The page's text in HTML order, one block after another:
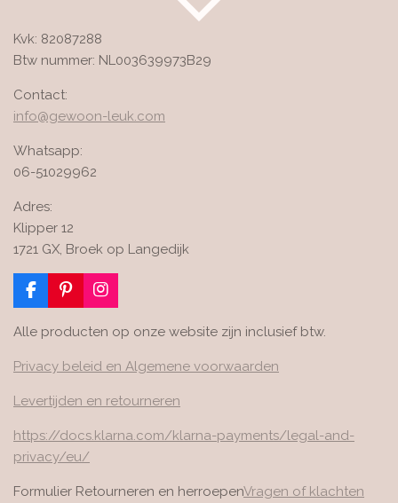
Kvk: 82087288
Btw nummer: NL003639973B29
Contact:
info@gewoon-leuk.com
Whatsapp:
06-51029962
Adres:
Klipper 12
1721 GX, Broek op Langedijk
F
a
c
b
o
k
P
i
n
e
r
e
s
I
n
s
a
g
a
Alle producten op onze website zijn inclusief btw.
Privacy beleid en Algemene voorwaarden
Levertijden en retourneren
https://docs.klarna.com/klarna-payments/legal-and-
privacy/eu/
Formulier Retourneren en herroepenVragen of klachten